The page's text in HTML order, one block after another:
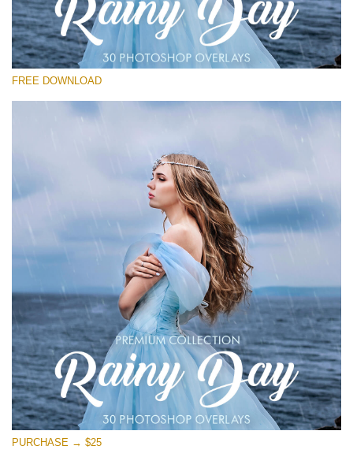
Small 800*533px
Rainy Day
(30 Overlays)
Entire Collection
Free download
FREE DOWNLOAD
PURCHASE → $25